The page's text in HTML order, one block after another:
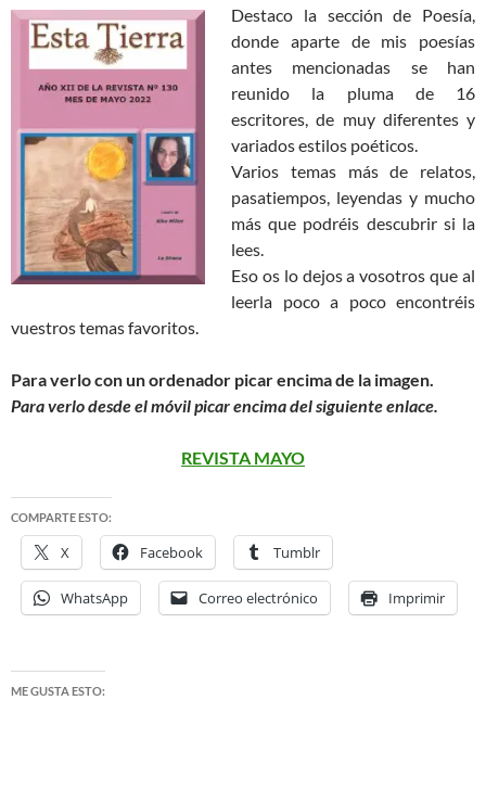
Destaco la sección de Poesía,
donde aparte de mis poesías
antes mencionadas se han
reunido la pluma de 16
escritores, de muy diferentes y
variados estilos poéticos.
Varios temas más de relatos,
pasatiempos, leyendas y mucho
más que podréis descubrir si la
lees.
Eso os lo dejos a vosotros que al
leerla poco a poco encontréis
vuestros temas favoritos.
Para verlo con un ordenador picar encima de la imagen.
Para verlo desde el móvil picar encima del siguiente enlace.
REVISTA MAYO
COMPARTE ESTO:
X Facebook Tumblr
WhatsApp Correo electrónico Imprimir
ME GUSTA ESTO: